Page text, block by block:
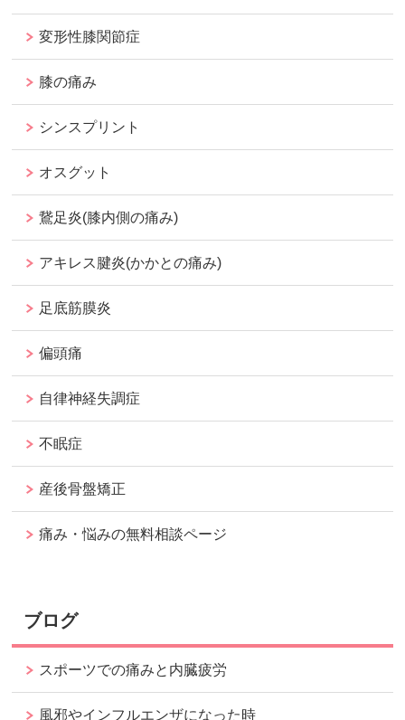
変形性膝関節症
膝の痛み
シンスプリント
オスグット
鵞足炎(膝内側の痛み)
アキレス腱炎(かかとの痛み)
足底筋膜炎
偏頭痛
自律神経失調症
不眠症
産後骨盤矯正
痛み・悩みの無料相談ページ
ブログ
スポーツでの痛みと内臓疲労
風邪やインフルエンザになった時